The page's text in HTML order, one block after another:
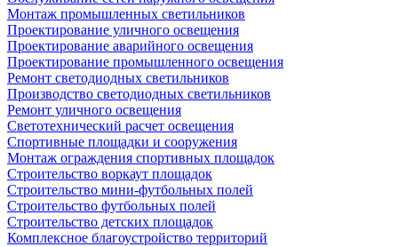
Монтаж промышленных светильников
Проектирование уличного освещения
Проектирование аварийного освещения
Проектирование промышленного освещения
Ремонт светодиодных светильников
Производство светодиодных светильников
Ремонт уличного освещения
Светотехнический расчет освещения
Спортивные площадки и сооружения
Монтаж ограждения спортивных площадок
Строительство воркаут площадок
Строительство мини-футбольных полей
Строительство футбольных полей
Строительство детских площадок
Комплексное благоустройство территорий